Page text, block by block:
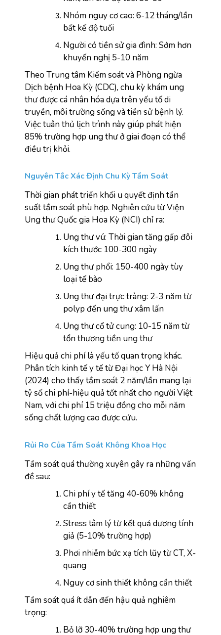
Nhóm nguy cơ cao: 6-12 tháng/lần
bất kể độ tuổi
Người có tiền sử gia đình: Sớm hơn
khuyến nghị 5-10 năm
Theo Trung tâm Kiểm soát và Phòng ngừa
Dịch bệnh Hoa Kỳ (CDC), chu kỳ khám ung
thư được cá nhân hóa dựa trên yếu tố di
truyền, môi trường sống và tiền sử bệnh lý.
Việc tuân thủ lịch trình này giúp phát hiện
85% trường hợp ung thư ở giai đoạn có thể
điều trị khỏi.
Nguyên Tắc Xác Định Chu Kỳ Tầm Soát
Thời gian phát triển khối u quyết định tần
suất tầm soát phù hợp. Nghiên cứu từ Viện
Ung thư Quốc gia Hoa Kỳ (NCI) chỉ ra:
Ung thư vú: Thời gian tăng gấp đôi
kích thước 100-300 ngày
Ung thư phổi: 150-400 ngày tùy
loại tế bào
Ung thư đại trực tràng: 2-3 năm từ
polyp đến ung thư xâm lấn
Ung thư cổ tử cung: 10-15 năm từ
tổn thương tiền ung thư
Hiệu quả chi phí là yếu tố quan trọng khác.
Phân tích kinh tế y tế từ Đại học Y Hà Nội
(2024) cho thấy tầm soát 2 năm/lần mang lại
tỷ số chi phí-hiệu quả tốt nhất cho người Việt
Nam, với chi phí 15 triệu đồng cho mỗi năm
sống chất lượng cao được cứu.
Rủi Ro Của Tầm Soát Không Khoa Học
Tầm soát quá thường xuyên gây ra những vấn
đề sau:
Chi phí y tế tăng 40-60% không
cần thiết
Stress tâm lý từ kết quả dương tính
giả (5-10% trường hợp)
Phơi nhiễm bức xạ tích lũy từ CT, X-
quang
Nguy cơ sinh thiết không cần thiết
Tầm soát quá ít dẫn đến hậu quả nghiêm
trọng:
Bỏ lỡ 30-40% trường hợp ung thư